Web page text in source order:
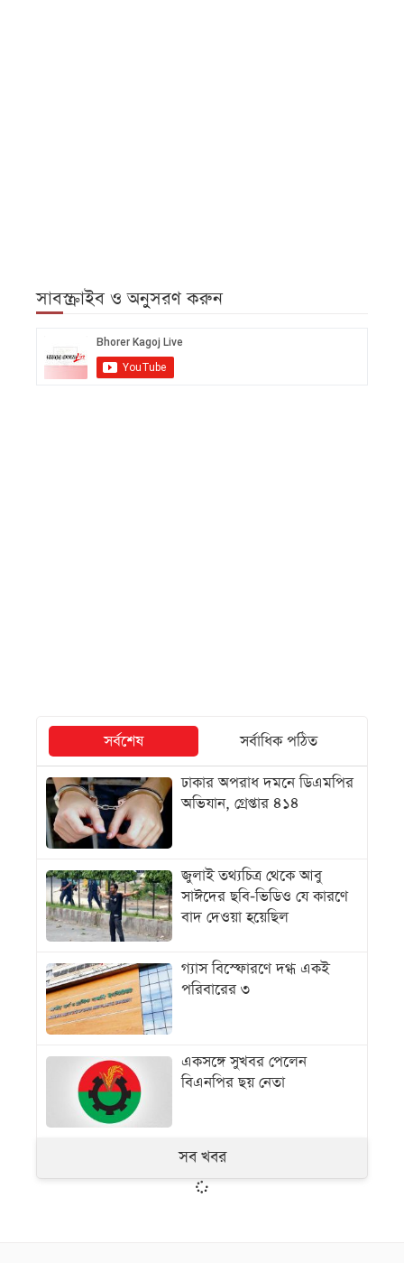
সাবস্ক্রাইব ও অনুসরণ করুন
সর্বশেষ
সর্বাধিক পঠিত
ঢাকার অপরাধ দমনে ডিএমপির
অভিযান, গ্রেপ্তার ৪১৪
জুলাই তথ্যচিত্র থেকে আবু
সাঈদের ছবি-ভিডিও যে কারণে
বাদ দেওয়া হয়েছিল
গ্যাস বিস্ফোরণে দগ্ধ একই
পরিবারের ৩
একসঙ্গে সুখবর পেলেন
বিএনপির ছয় নেতা
সব খবর